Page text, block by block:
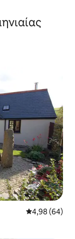
Μέση
4,98 (64)